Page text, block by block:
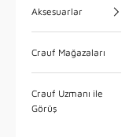
Aksesuarlar
Crauf Mağazaları
Crauf Uzmanı ile
Görüş